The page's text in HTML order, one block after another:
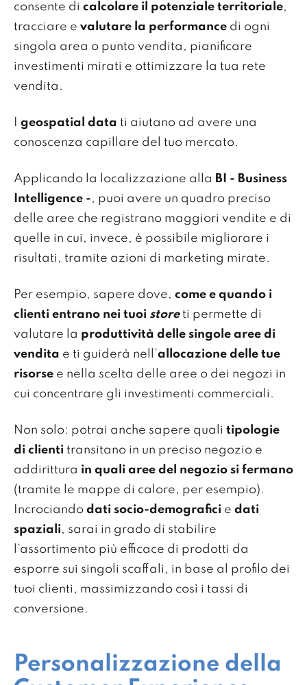
consente di calcolare il potenziale territoriale,
tracciare e valutare la performance di ogni
singola area o punto vendita, pianificare
investimenti mirati e ottimizzare la tua rete
vendita.
geospatial data ti aiutano ad avere una
conoscenza capillare del tuo mercato.
Applicando la localizzazione alla BI - Business
Intelligence -, puoi avere un quadro preciso
delle aree che registrano maggiori vendite e di
quelle in cui, invece, è possibile migliorare i
risultati, tramite azioni di marketing mirate.
Per esempio, sapere dove, come e quando i
clienti entrano nei tuoi storeti permette di
valutare la produttività delle singole aree di
vendita e ti guiderà nell’allocazione delle tue
risorse e nella scelta delle aree o dei negozi in
cui concentrare gli investimenti commerciali.
Non solo: potrai anche sapere quali tipologie
di clienti transitano in un preciso negozio e
addirittura in quali aree del negozio si fermano
(tramite le mappe di calore, per esempio).
Incrociando dati socio-demografici e dati
spaziali, sarai in grado di stabilire
l’assortimento più efficace di prodotti da
esporre sui singoli scaffali, in base al profilo dei
tuoi clienti, massimizzando così i tassi di
conversione.
Personalizzazione della